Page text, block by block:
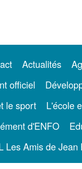
Actualités
officiel
le sport
L'école
d'ENFO
Les Amis de Jean